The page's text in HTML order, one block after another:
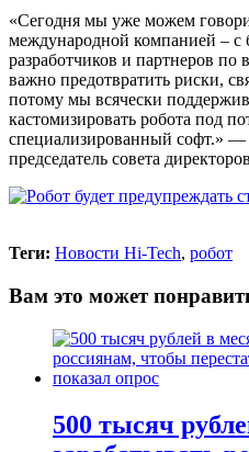
«Сегодня мы уже можем
международной компанией – с
разработчиков и партнеров по
важно предотвратить риски,
потому мы всячески
кастомизировать робота под
специализированный софт.»
председатель совета
Теги: Новости Hi-Tech, робот
Вам это может
500 тысяч